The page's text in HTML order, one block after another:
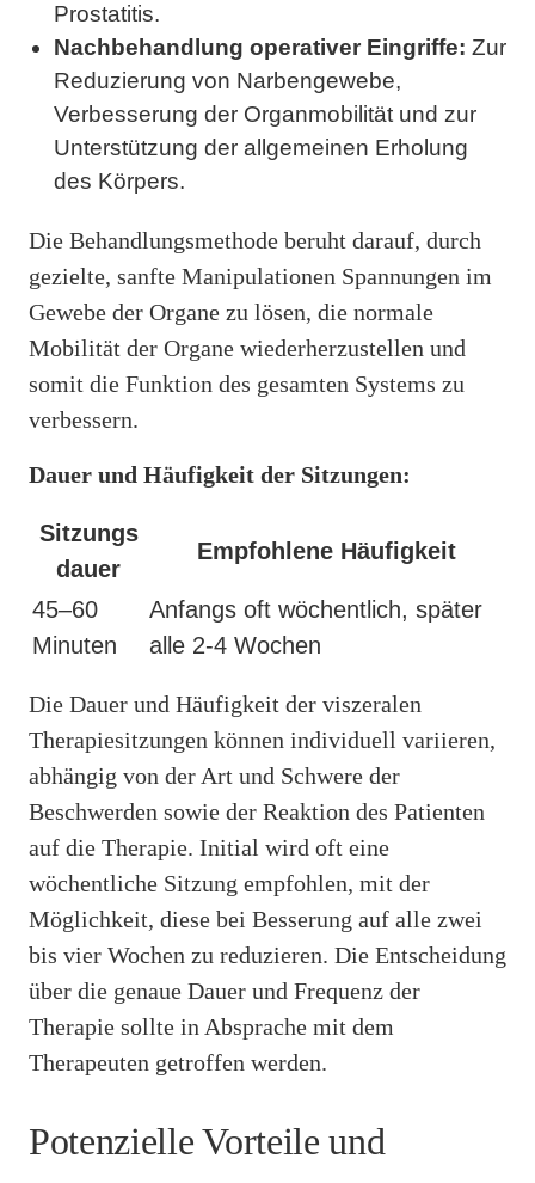
Prostatitis.
Nachbehandlung operativer Eingriffe: Zur
Reduzierung von Narbengewebe,
Verbesserung der Organmobilität und zur
Unterstützung der allgemeinen Erholung
des Körpers.
Die Behandlungsmethode beruht darauf, durch
gezielte, sanfte Manipulationen Spannungen im
Gewebe der Organe zu lösen, die normale
Mobilität der Organe wiederherzustellen und
somit die Funktion des gesamten Systems zu
verbessern.
Dauer und Häufigkeit der Sitzungen:
Sitzungs
dauer
Empfohlene Häufigkeit
45–60
Minuten
Anfangs oft wöchentlich, später
alle 2-4 Wochen
Die Dauer und Häufigkeit der viszeralen
Therapiesitzungen können individuell variieren,
abhängig von der Art und Schwere der
Beschwerden sowie der Reaktion des Patienten
auf die Therapie. Initial wird oft eine
wöchentliche Sitzung empfohlen, mit der
Möglichkeit, diese bei Besserung auf alle zwei
bis vier Wochen zu reduzieren. Die Entscheidung
über die genaue Dauer und Frequenz der
Therapie sollte in Absprache mit dem
Therapeuten getroffen werden.
Potenzielle Vorteile und